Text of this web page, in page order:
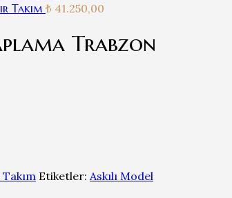
Takım ₺ 41.250,00
Trabzon
Etiketler: Askılı Model